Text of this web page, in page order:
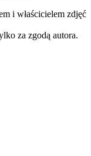
i właścicielem zdjęć
za zgodą autora.